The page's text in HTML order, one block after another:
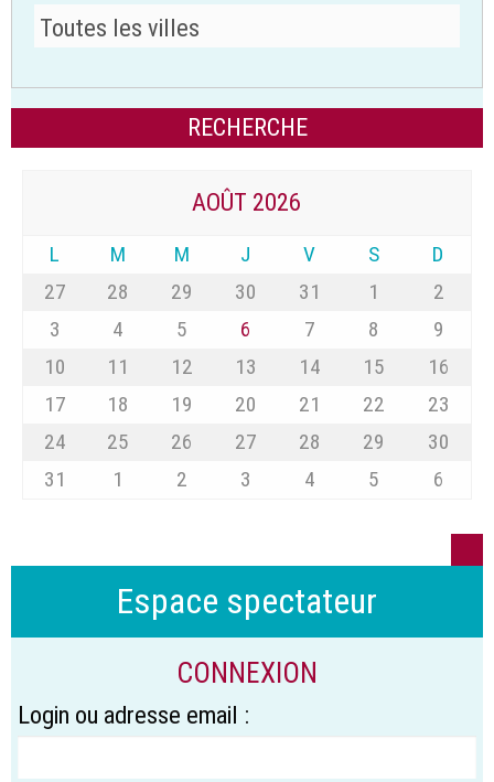
AOÛT 2026
L M M J V S
D
27
28 29 30 31 1
2
3
4 5 6 7 8
9
10
11 12 13 14 15
16
17
18 19 20 21 22
23
24
25 26 27 28 29
30
31
1 2 3 4 5 6
Espace spectateur
CONNEXION
Login ou adresse email :